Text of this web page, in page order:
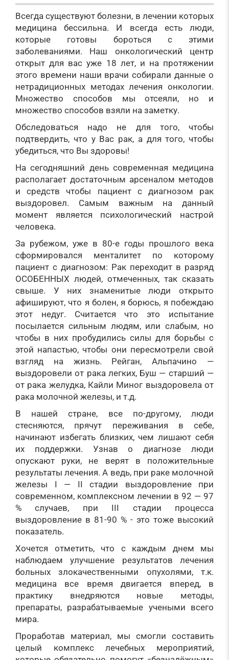
Всегда существуют болезни, в лечении которых
медицина бессильна. И всегда есть люди,
которые готовы бороться с этими
заболеваниями. Наш онкологический центр
открыт для вас уже 18 лет, и на протяжении
этого времени наши врачи собирали данные о
нетрадиционных методах лечения онкологии.
Множество способов мы отсеяли, но и
множество способов взяли на заметку.
Обследоваться надо не для того, чтобы
подтвердить, что у Вас рак, а для того, чтобы
убедиться, что Вы здоровы!
На сегодняшний день современная медицина
располагает достаточным арсеналом методов
и средств чтобы пациент с диагнозом рак
выздоровел. Самым важным на данный
момент является психологический настрой
человека.
За рубежом, уже в 80-е годы прошлого века
сформировался менталитет по которому
пациент с диагнозом: Рак переходит в разряд
ОСОБЕННЫХ людей, отмеченных, так сказать
свыше. У них знаменитые люди открыто
афишируют, что я болен, я борюсь, я побеждаю
этот недуг. Считается что это испытание
посылается сильным людям, или слабым, но
чтобы в них пробудились силы для борьбы с
этой напастью, чтобы они пересмотрели свой
взгляд на жизнь. Рейган, Альпачино —
выздоровели от рака легких, Буш — старший —
от рака желудка, Кайли Миног выздоровела от
рака молочной железы, и т.д.
В нашей стране, все по-другому, люди
стесняются, прячут переживания в себе,
начинают избегать близких, чем лишают себя
их поддержки. Узнав о диагнозе люди
опускают руки, не верят в положительные
результаты лечения. А ведь, при раке молочной
железы I — II стадии выздоровление при
современном, комплексном лечении в 92 — 97
% случаев, при III стадии процесса
выздоровление в 81-90 % - это тоже высокий
показатель.
Хочется отметить, что с каждым днем мы
наблюдаем улучшение результатов лечения
больных злокачественными опухолями, т.к.
медицина все время двигается вперед, в
практику внедряются новые методы,
препараты, разрабатываемые учеными всего
мира.
Проработав материал, мы смогли составить
целый комплекс лечебных мероприятий,